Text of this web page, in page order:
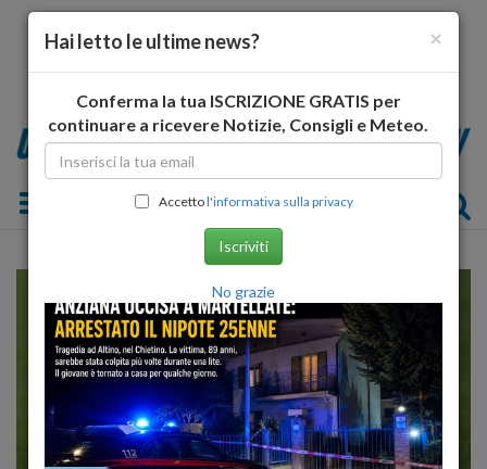
Toggle navigation
×
Hai letto le ultime news?
Conferma la tua ISCRIZIONE GRATIS per
continuare a ricevere Notizie, Consigli e Meteo.
Accettol'informativa sulla privacy
Iscriviti
No grazie